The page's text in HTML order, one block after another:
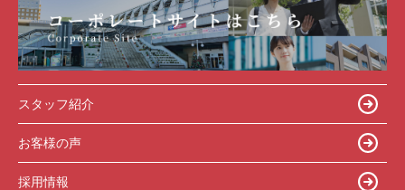
スタッフ紹介
お客様の声
採用情報